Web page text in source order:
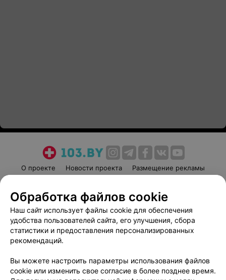
О проекте Новости проекта
Размещение рекламы
Пользовательское соглашение
Способы оплаты
Вакансии
Партнеры
Написать руководителю 103.by
Обработка персональных данных
Обработка файлов cookie
Наш сайт использует файлы cookie для обеспечения
удобства пользователей сайта, его улучшения, сбора
статистики и предоставления персонализированных
рекомендаций.
Вы можете настроить параметры использования файлов
cookie или изменить свое согласие в более позднее время.